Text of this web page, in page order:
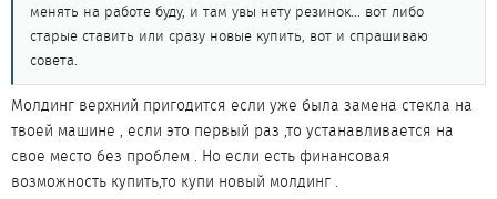
менять на работе буду, и там увы нету резинок... вот либо
старые ставить или сразу новые купить, вот и спрашиваю
совета.
Молдинг верхний пригодится если уже была замена стекла на
твоей машине , если это первый раз ,то устанавливается на
свое место без проблем . Но если есть финансовая
возможность купить,то купи новый молдинг .